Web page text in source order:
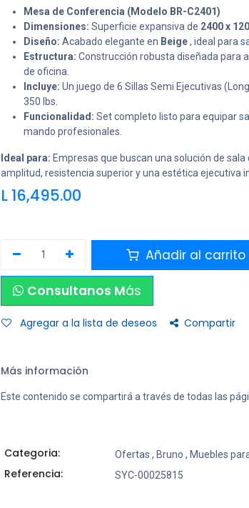
Mesa de Conferencia (Modelo BR-C2401)
Dimensiones: Superficie expansiva de 2400 x
Diseño: Acabado elegante en Beige, ideal para
Estructura: Construcción robusta diseñada para
de oficina.
Incluye: Un juego de 6 Sillas Semi Ejecutivas
350 lbs.
Funcionalidad: Set completo listo para equipar
mando profesionales.
Ideal para: Empresas que buscan una solución de
amplitud, resistencia superior y una estética ejecutiva
L 16,495.00
Añadir al carrito
Consultanos Más
Agregar a la lista de deseos Compartir
Más información
Este contenido se compartirá a través de todas las
Categoria: Ofertas , Bruno , Muebles
Referencia: SYC-00025815